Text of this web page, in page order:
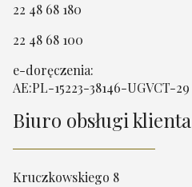
22 48 68 180
22 48 68 100
e-doręczenia:
AE:PL-15223-38146-UGVCT-29
Biuro obsługi klienta
Kruczkowskiego 8